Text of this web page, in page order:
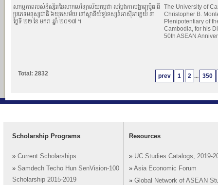
សកម្មភាពរបស់និស្សិតនៃសាកលវិទ្យាល័យកម្ពុជា សម្ដែងការបង្ហាញម៉ូត ពី
ប្រភេទមនុស្សជាតិ ៦យុគសម័យ នៅស្ថានីយ៍ទូរទស្សន៍អាស៊ីអាគ្នេយ៍ នា
ថ្ងៃទី ២២ ខែ មករា ឆ្នាំ ២០១៧ ។
The University of
Christopher B.
Plenipotentiary of
Cambodia, for his
50th ASEAN
prev 1 2 ... 350
Total: 2832
Scholarship Programs
» Current Scholarships
» Samdech Techo Hun SenVision-100
Scholarship 2015-2019
Resources
» UC Studies Catalogs, 2019-
» Asia Economic Forum
» Global Network of ASEAN